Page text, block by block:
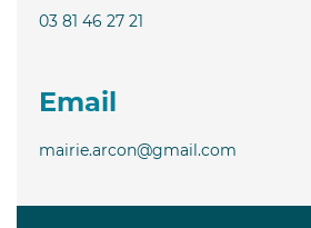
03 81 46 27 21
Email
mairie.arcon@gmail.com